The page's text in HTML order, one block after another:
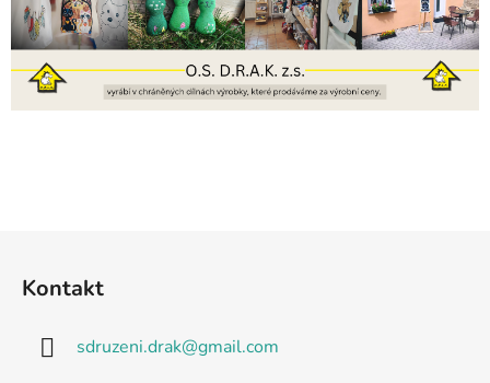
Kontakt
sdruzeni.drak@gmail.com